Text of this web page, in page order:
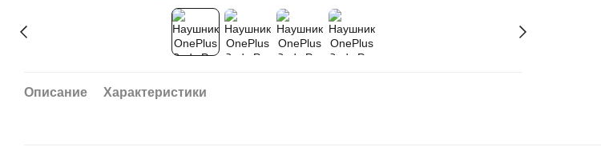
Описание Характеристики